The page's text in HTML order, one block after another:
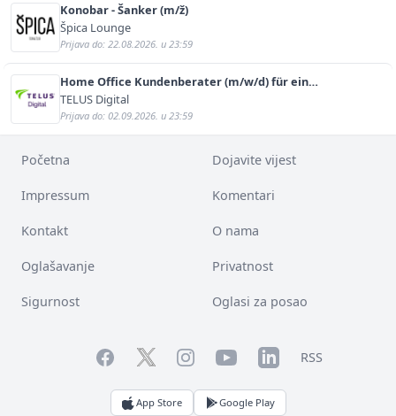
Konobar - Šanker (m/ž)
Špica Lounge
Prijava do: 22.08.2026. u 23:59
Home Office Kundenberater (m/w/d) für ein
renommiertes Schuhunternehmen
TELUS Digital
Prijava do: 02.09.2026. u 23:59
Početna Dojavite vijest
Impressum Komentari
Kontakt O nama
Oglašavanje Privatnost
Sigurnost Oglasi za posao
FacebookTwitterInstagramYouTubeLinkedInRSS
App Store Google Play